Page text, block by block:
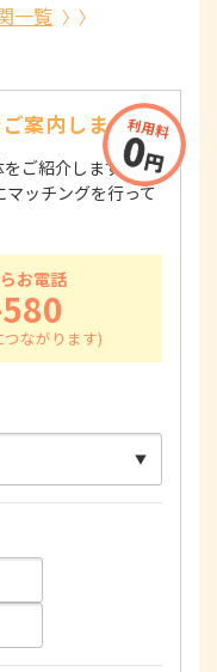
一覧
ご案内します！
ご紹介します！
ッチングを行って
お電話